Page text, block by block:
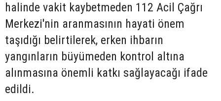
halinde vakit kaybetmeden 112 Acil Çağrı
Merkezi'nin aranmasının hayati önem
taşıdığı belirtilerek, erken ihbarın
yangınların büyümeden kontrol altına
alınmasına önemli katkı sağlayacağı ifade
edildi.